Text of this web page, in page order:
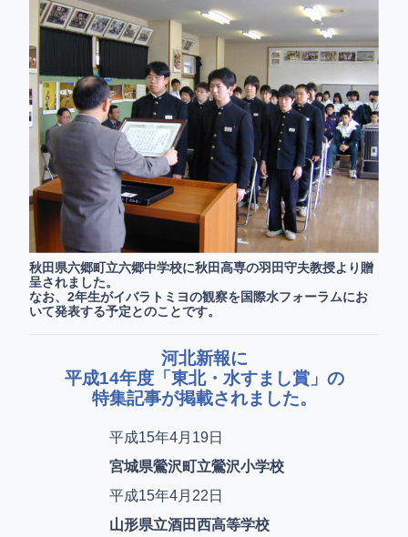
秋田県六郷町立六郷中学校に秋田高専の羽田守夫教授より贈
呈されました。
なお、2年生がイバラトミヨの観察を国際水フォーラムにお
いて発表する予定とのことです。
河北新報に
平成14年度「東北・水すまし賞」の
特集記事が掲載されました。
平成15年4月19日
宮城県鶯沢町立鶯沢小学校
平成15年4月22日
山形県立酒田西高等学校